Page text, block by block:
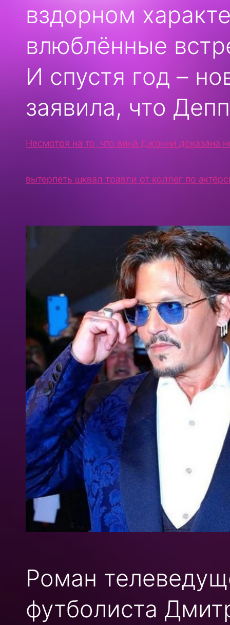
вздорном
влюблённые
И спустя год –
заявила, что
Несмотря на то, что вина Джонни
вытерпеть шквал травли от коллег по
Роман
футболиста